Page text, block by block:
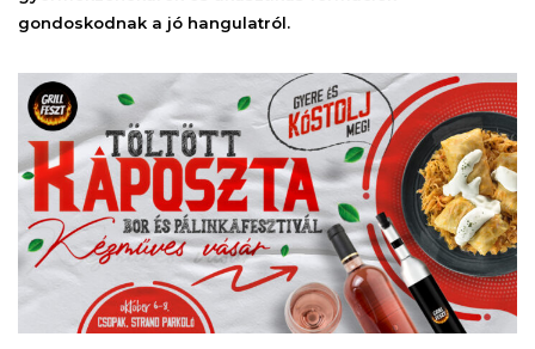
gondoskodnak a jó hangulatról.